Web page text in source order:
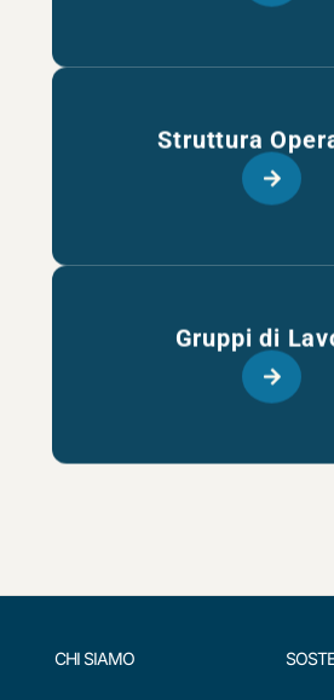
Struttura
Gruppi di
CHI SIAMO